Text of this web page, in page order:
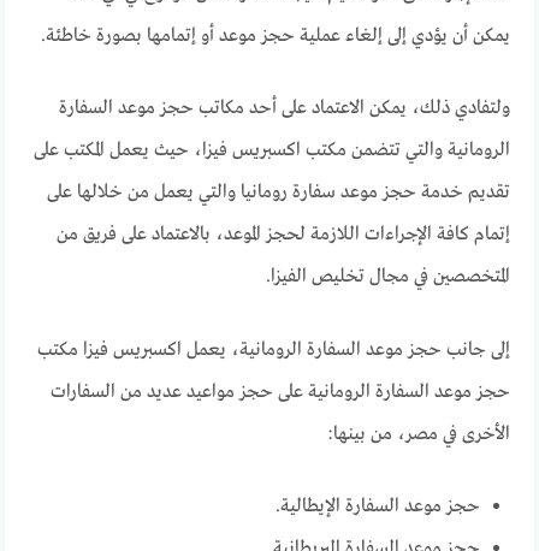
يمكن أن يؤدي إلى إلغاء عملية حجز موعد أو إتمامها بصورة خاطئة.
ولتفادي ذلك، يمكن الاعتماد على أحد مكاتب حجز موعد السفارة
الرومانية والتي تتضمن مكتب اكسبريس فيزا، حيث يعمل المكتب على
تقديم خدمة حجز موعد سفارة رومانيا والتي يعمل من خلالها على
إتمام كافة الإجراءات اللازمة لحجز الموعد، بالاعتماد على فريق من
المتخصصين في مجال تخليص الفيزا.
إلى جانب حجز موعد السفارة الرومانية، يعمل اكسبريس فيزا مكتب
حجز موعد السفارة الرومانية على حجز مواعيد عديد من السفارات
الأخرى في مصر، من بينها:
حجز موعد السفارة الإيطالية.